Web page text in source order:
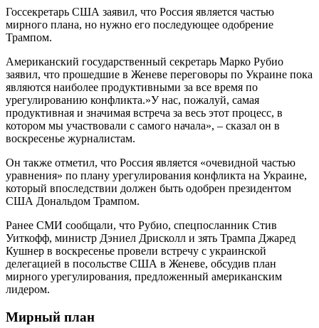
Госсекретарь США заявил, что Россия является частью
мирного плана, но нужно его последующее одобрение
Трампом.
Американский государственный секретарь Марко Рубио
заявил, что прошедшие в Женеве переговоры по Украине пока
являются наиболее продуктивными за все время по
урегулированию конфликта.»У нас, пожалуй, самая
продуктивная и значимая встреча за весь этот процесс, в
котором мы участвовали с самого начала», – сказал он в
воскресенье журналистам.
Он также отметил, что Россия является «очевидной частью
уравнения» по плану урегулирования конфликта на Украине,
который впоследствии должен быть одобрен президентом
США Дональдом Трампом.
Ранее СМИ сообщали, что Рубио, спецпосланник Стив
Уиткофф, министр Дэниел Дрисколл и зять Трампа Джаред
Кушнер в воскресенье провели встречу с украинской
делегацией в посольстве США в Женеве, обсудив план
мирного урегулирования, предложенный американским
лидером.
Мирный план